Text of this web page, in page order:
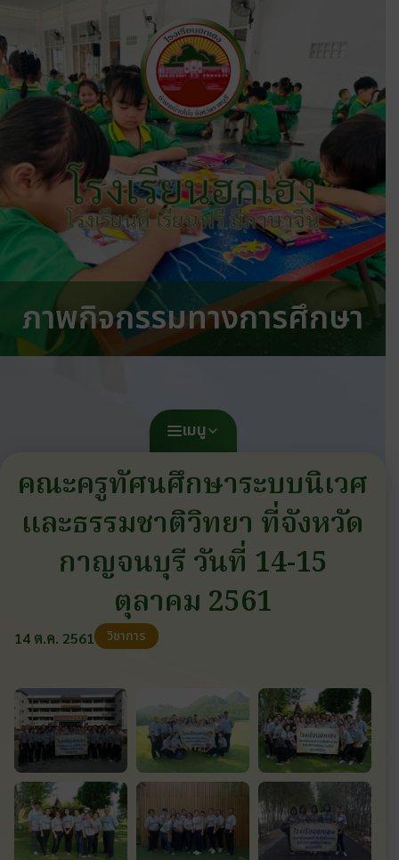
โรงเรียนฮกเฮง
โรงเรียนดี เรียนฟรี มีภาษาจีน
ภาพกิจกรรมทางการศึกษา
เมนู
คณะครูทัศนศึกษาระบบนิเวศ
และธรรมชาติวิทยา ที่จังหวัด
กาญจนบุรี วันที่ 14-15
ตุลาคม 2561
14 ต.ค. 2561 วิชาการ